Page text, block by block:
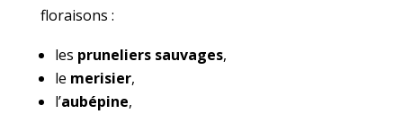
floraisons :
les pruneliers sauvages,
le merisier,
l’aubépine,